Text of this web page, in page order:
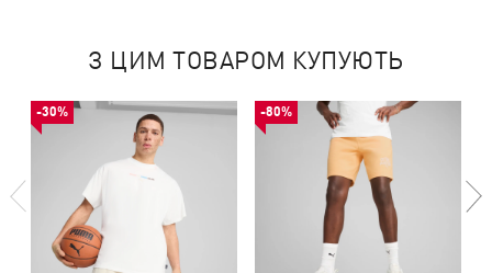
З ЦИМ ТОВАРОМ КУПУЮТЬ
-30% -80%